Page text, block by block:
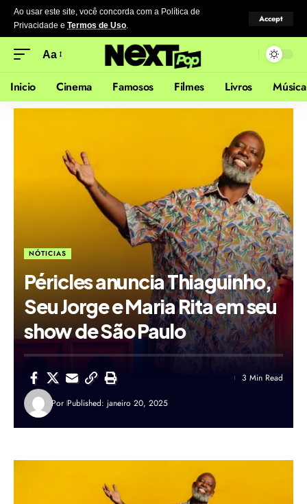
Ao usar este site, você concorda com a Política de
Privacidade e Termos de Uso.
Accept
Aa
Inicio Cinema Famosos Filmes Livros Música
NÓTICIAS
Péricles anuncia Thiaguinho,
Seu Jorge e Maria Rita em seu
show de São Paulo
Por Published: janeiro 20, 2025
3 Min Read